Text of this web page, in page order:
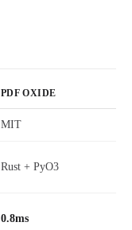
PDF OXIDE
MIT
Rust + PyO3
0.8ms